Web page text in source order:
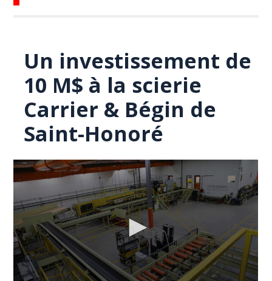
Un investissement de
10 M$ à la scierie
Carrier & Bégin de
Saint-Honoré